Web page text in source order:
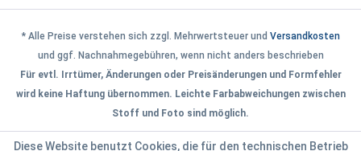
* Alle Preise verstehen sich zzgl. Mehrwertsteuer und Versandkosten
und ggf. Nachnahmegebühren, wenn nicht anders beschrieben
Für evtl. Irrtümer, Änderungen oder Preisänderungen und Formfehler
wird keine Haftung übernommen. Leichte Farbabweichungen zwischen
Stoff und Foto sind möglich.
Diese Website benutzt Cookies, die für den technischen Betrieb